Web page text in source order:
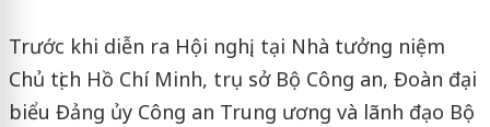
Trước khi diễn ra Hội nghị, tại Nhà tưởng niệm
Chủ tịch Hồ Chí Minh, trụ sở Bộ Công an, Đoàn đại
biểu Đảng ủy Công an Trung ương và lãnh đạo Bộ